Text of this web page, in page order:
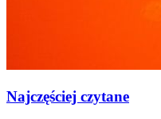
Najczęściej czytane